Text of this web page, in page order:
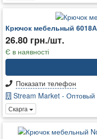
Крючок мебельный
26.80 грн./шт.
Є в наявності
Показати телефон
Stream Market - Оптовый
Скарга